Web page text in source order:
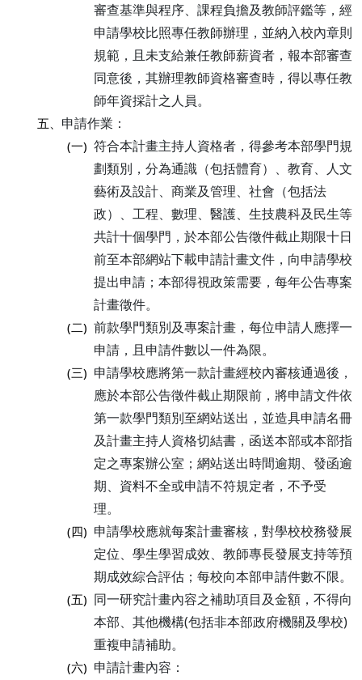
審查基準與程序、課程負擔及教師評鑑等，經
申請學校比照專任教師辦理，並納入校內章則
規範，且未支給兼任教師薪資者，報本部審查
同意後，其辦理教師資格審查時，得以專任教
師年資採計之人員。
五、 申請作業：
(一) 符合本計畫主持人資格者，得參考本部學門規
劃類別，分為通識（包括體育）、教育、人文
藝術及設計、商業及管理、社會（包括法
政）、工程、數理、醫護、生技農科及民生等
共計十個學門，於本部公告徵件截止期限十日
前至本部網站下載申請計畫文件，向申請學校
提出申請；本部得視政策需要，每年公告專案
計畫徵件。
(二) 前款學門類別及專案計畫，每位申請人應擇一
申請，且申請件數以一件為限。
(三) 申請學校應將第一款計畫經校內審核通過後，
應於本部公告徵件截止期限前，將申請文件依
第一款學門類別至網站送出，並造具申請名冊
及計畫主持人資格切結書，函送本部或本部指
定之專案辦公室；網站送出時間逾期、發函逾
期、資料不全或申請不符規定者，不予受
理。
(四) 申請學校應就每案計畫審核，對學校校務發展
定位、學生學習成效、教師專長發展支持等預
期成效綜合評估；每校向本部申請件數不限。
(五) 同一研究計畫內容之補助項目及金額，不得向
本部、其他機構(包括非本部政府機關及學校)
重複申請補助。
(六) 申請計畫內容：